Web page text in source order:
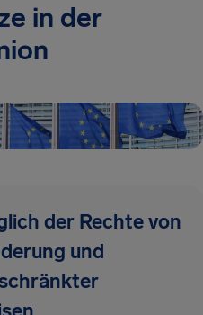
in der
der Rechte von
und